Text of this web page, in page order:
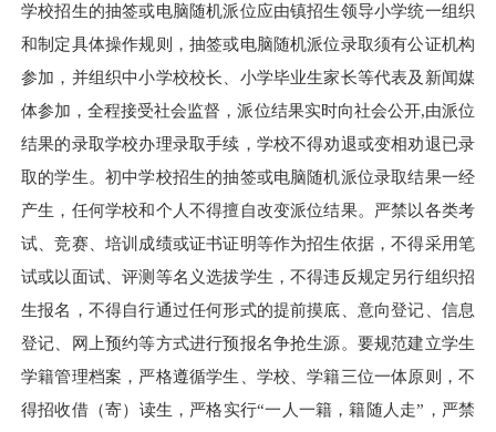
学校招生的抽签或电脑随机派位应由镇招生领导小学统一组织
和制定具体操作规则，抽签或电脑随机派位录取须有公证机构
参加，并组织中小学校校长、小学毕业生家长等代表及新闻媒
体参加，全程接受社会监督，派位结果实时向社会公开,由派位
结果的录取学校办理录取手续，学校不得劝退或变相劝退已录
取的学生。初中学校招生的抽签或电脑随机派位录取结果一经
产生，任何学校和个人不得擅自改变派位结果。严禁以各类考
试、竞赛、培训成绩或证书证明等作为招生依据，不得采用笔
试或以面试、评测等名义选拔学生，不得违反规定另行组织招
生报名，不得自行通过任何形式的提前摸底、意向登记、信息
登记、网上预约等方式进行预报名争抢生源。要规范建立学生
学籍管理档案，严格遵循学生、学校、学籍三位一体原则，不
得招收借（寄）读生，严格实行“一人一籍，籍随人走”，严禁